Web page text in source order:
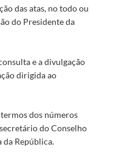
das atas, no todo ou
do Presidente da
e a divulgação
dirigida ao
dos números
do Conselho
da República.